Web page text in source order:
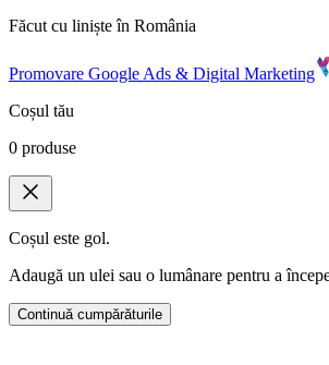
Făcut cu liniște în România
Promovare Google Ads & Digital Marketing
Coșul tău
0 produse
Coșul este gol.
Adaugă un ulei sau o lumânare pentru a
Continuă cumpărăturile